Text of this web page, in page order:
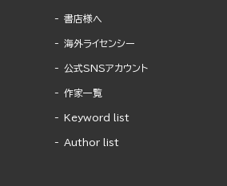
書店様へ
海外ライセンシー
公式SNSアカウント
作家一覧
Keyword list
Author list